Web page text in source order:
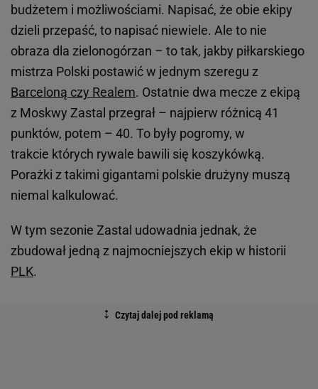
budżetem i możliwościami. Napisać, że obie ekipy
dzieli przepaść, to napisać niewiele. Ale to nie
obraza dla zielonogórzan – to tak, jakby piłkarskiego
mistrza Polski postawić w jednym szeregu z
Barceloną czy Realem. Ostatnie dwa mecze z ekipą
z Moskwy Zastal przegrał – najpierw różnicą 41
punktów, potem – 40. To były pogromy, w
trakcie których rywale bawili się koszykówką.
Porażki z takimi gigantami polskie drużyny muszą
niemal kalkulować.
W tym sezonie Zastal udowadnia jednak, że
zbudował jedną z najmocniejszych ekip w historii
PLK.